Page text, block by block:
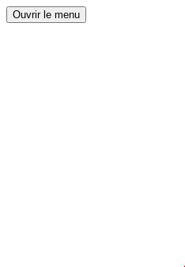
Ouvrir le menu